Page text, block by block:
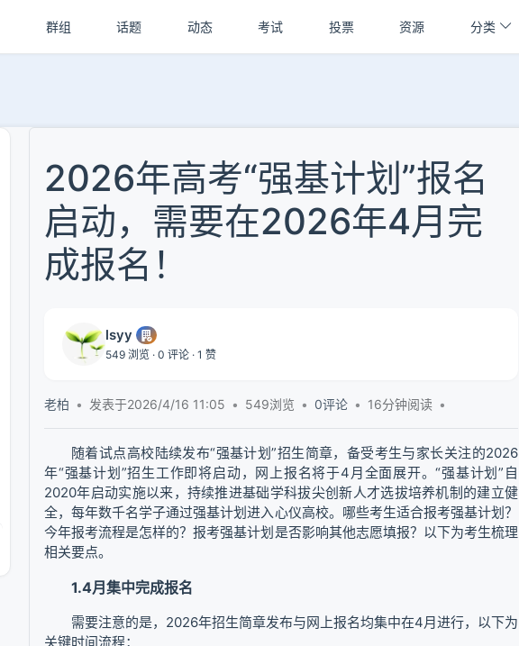
群组 话题 动态 考试 投票 资源 分类
2026年高考“强基计划”报名
启动，需要在2026年4月完
成报名！
lsyy
549 浏览 · 0 评论 · 1 赞
老柏 发表于2026/4/16 11:05 549浏览 0评论 16分钟阅读
随着试点高校陆续发布“强基计划”招生简章，备受考生与家长关注的2026
年“强基计划”招生工作即将启动，网上报名将于4月全面展开。“强基计划”自
2020年启动实施以来，持续推进基础学科拔尖创新人才选拔培养机制的建立健
全，每年数千名学子通过强基计划进入心仪高校。哪些考生适合报考强基计划？
今年报考流程是怎样的？报考强基计划是否影响其他志愿填报？以下为考生梳理
相关要点。
1.4月集中完成报名
需要注意的是，2026年招生简章发布与网上报名均集中在4月进行，以下为
关键时间流程：